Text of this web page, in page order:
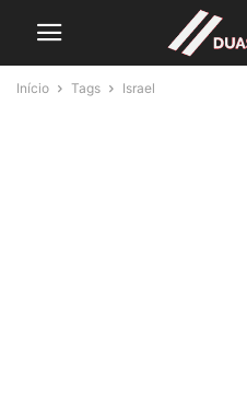
Início Tags Israel